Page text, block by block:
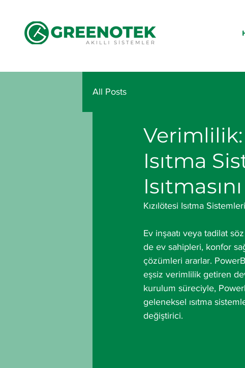
All Posts
Verimlilik:
Isıtma
Kızılötesi Isıtma
Ev inşaatı veya tadilat
de ev sahipleri, konfor
çözümleri ararlar.
eşsiz verimlilik getiren
kurulum süreciyle,
geleneksel ısıtma
değiştirici.